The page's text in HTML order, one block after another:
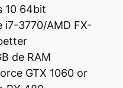
10 64bit
i7-3770/AMD FX-
de RAM
GTX 1060 or